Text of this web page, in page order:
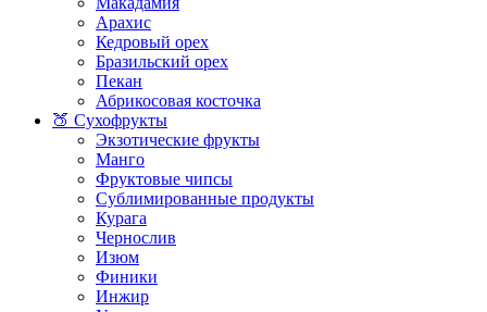
Арахис
Кедровый орех
Бразильский орех
Пекан
Абрикосовая косточка
🍑 Сухофрукты
Экзотические фрукты
Манго
Фруктовые чипсы
Сублимированные продукты
Курага
Чернослив
Изюм
Финики
Инжир